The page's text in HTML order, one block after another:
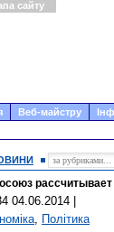
сайту
Веб-майстру
04.06.2014
, Політика